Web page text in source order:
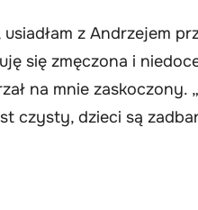
z Andrzejem
się zmęczona i
na mnie zaskoczony.
czysty, dzieci są